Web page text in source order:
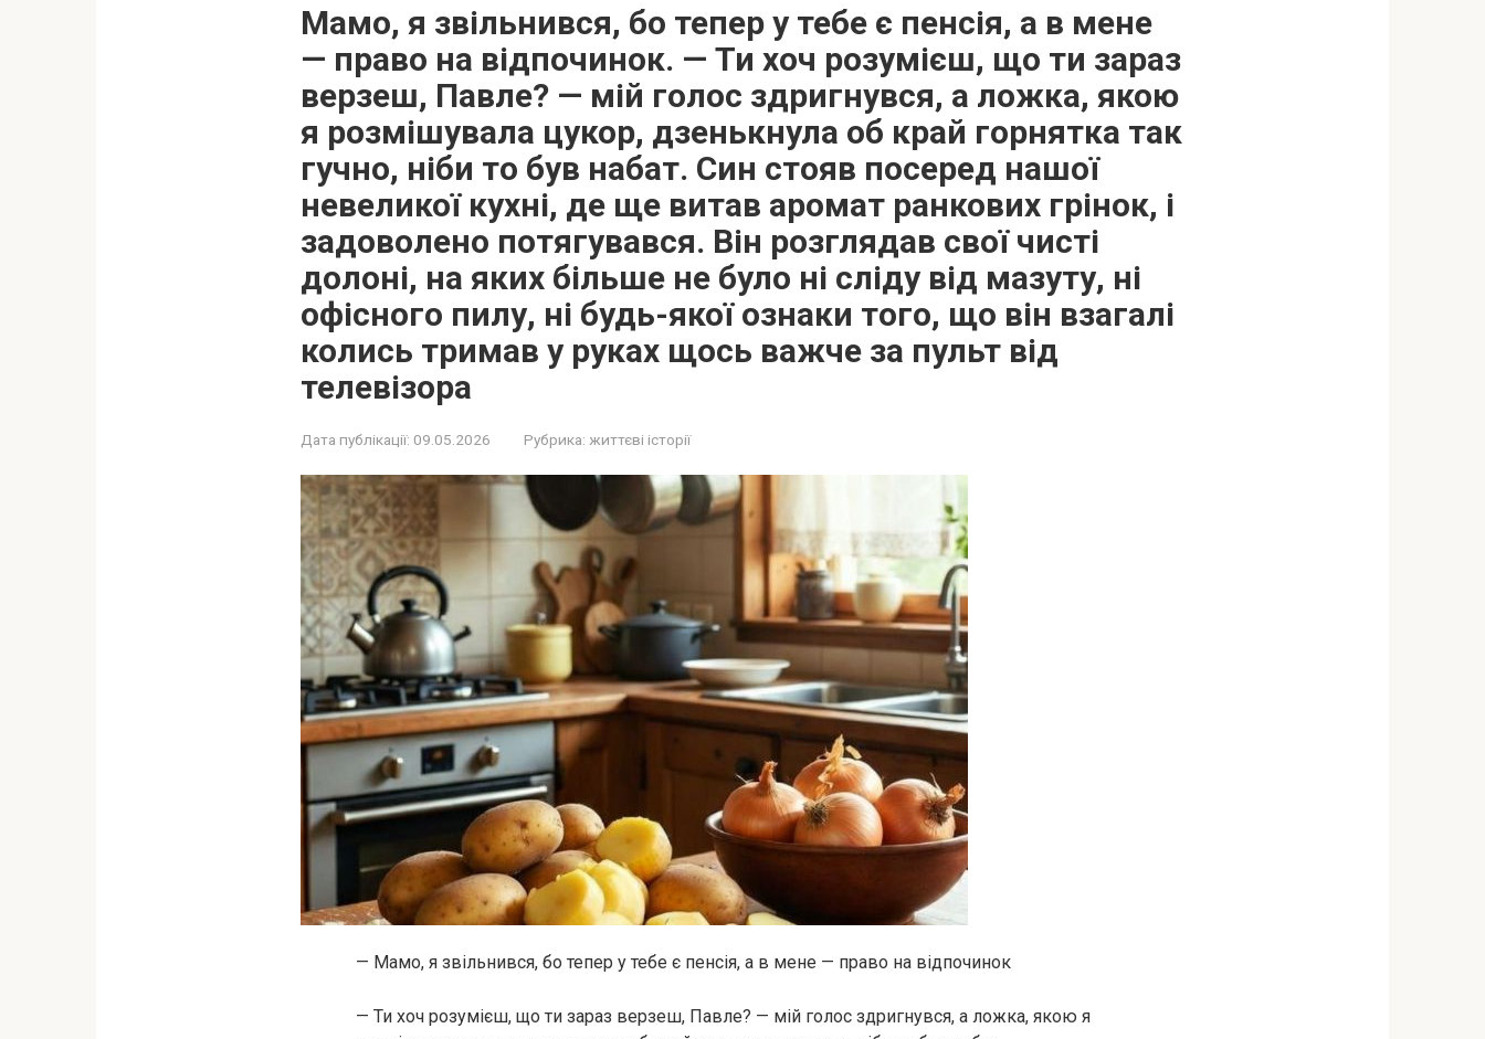
Мамо, я звільнився, бо тепер у тебе є пенсія, а в мене
— право на відпочинок. — Ти хоч розумієш, що ти зараз
верзеш, Павле? — мій голос здригнувся, а ложка, якою
я розмішувала цукор, дзенькнула об край горнятка так
гучно, ніби то був набат. Син стояв посеред нашої
невеликої кухні, де ще витав аромат ранкових грінок, і
задоволено потягувався. Він розглядав свої чисті
долоні, на яких більше не було ні сліду від мазуту, ні
офісного пилу, ні будь-якої ознаки того, що він взагалі
колись тримав у руках щось важче за пульт від
телевізора
Дата публікації: 09.05.2026 Рубрика: життєві історії
— Мамо, я звільнився, бо тепер у тебе є пенсія, а в мене — право на відпочинок
— Ти хоч розумієш, що ти зараз верзеш, Павле? — мій голос здригнувся, а ложка, якою я